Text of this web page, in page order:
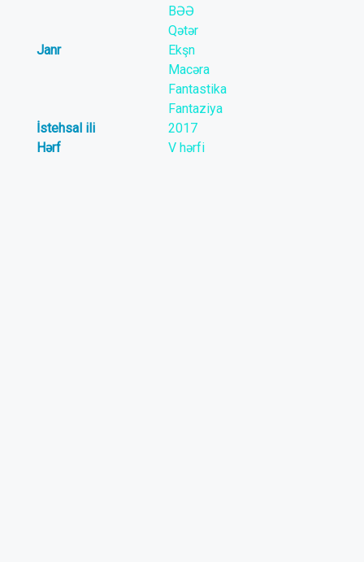
BƏƏ
Qətər
Janr
Ekşn
Macəra
Fantastika
Fantaziya
İstehsal ili
2017
Hərf
V hərfi